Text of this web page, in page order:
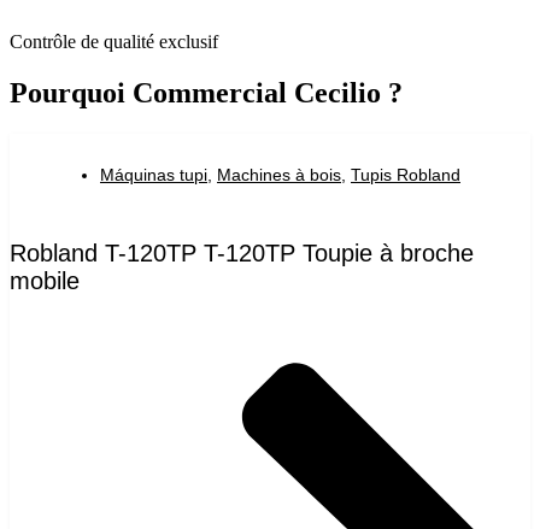
Contrôle de qualité exclusif
Pourquoi Commercial Cecilio ?
Máquinas tupi Machines à bois Tupis Robland
Robland T-120TP T-120TP Toupie à broche
mobile